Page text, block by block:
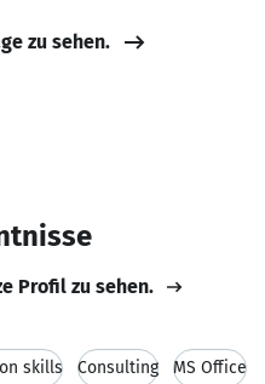
zu sehen.
Profil zu sehen.
skills Consulting MS Office